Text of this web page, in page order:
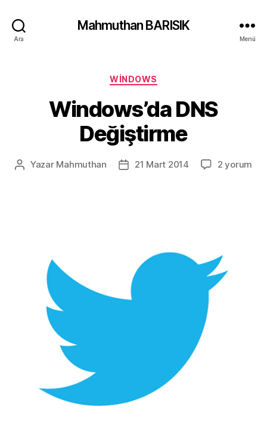
Ara
Mahmuthan BARISIK
Menü
Kategoriler
WINDOWS
Windows’da DNS
Değiştirme
Yazının
Yazar Mahmuthan
Yazı21 Mart 2014 2 yorum